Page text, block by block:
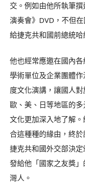
交。例如由他所執筆
演奏會》DVD，不但
給捷克共和國前總統
他也經常應邀在國內各
學術單位及企業團體作
度文化演講，讓國人對
歐、美、日等地區的多
文化更加深入地了解。
合這種種的緣由，終於
捷克共和國外交部決定
發給他「國家之友獎
灣人。